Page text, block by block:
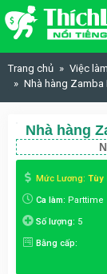
Skip to content
Trang chủ
Việc
Nhà hàng Zamba
Nhà hàng
Mức Lương: Tùy
Ca làm: Parttime
Số lượng: 5
Bằng cấp: